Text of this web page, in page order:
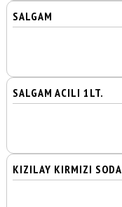
SALGAM
SALGAM ACILI 1LT.
KIZILAY KIRMIZI SODA